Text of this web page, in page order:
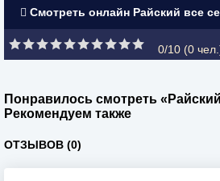
Смотреть онлайн Райский все
0/10 (0
Понравилось смотреть
Рекомендуем также
ОТЗЫВОВ (0)